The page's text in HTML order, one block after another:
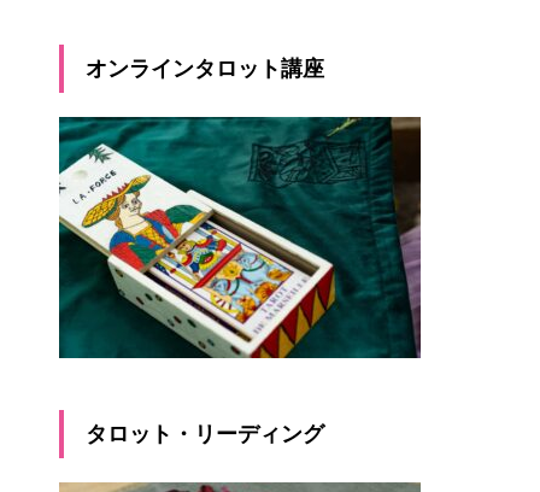
オンラインタロット講座
タロット・リーディング